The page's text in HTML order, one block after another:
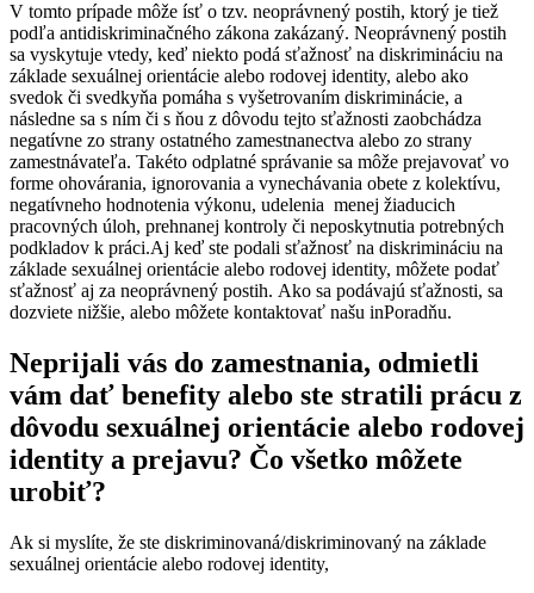
V tomto prípade môže ísť o tzv. neoprávnený postih, ktorý je tiež
podľa antidiskriminačného zákona zakázaný. Neoprávnený postih
sa vyskytuje vtedy, keď niekto podá sťažnosť na diskrimináciu na
základe sexuálnej orientácie alebo rodovej identity, alebo ako
svedok či svedkyňa pomáha s vyšetrovaním diskriminácie, a
následne sa s ním či s ňou z dôvodu tejto sťažnosti zaobchádza
negatívne zo strany ostatného zamestnanectva alebo zo strany
zamestnávateľa. Takéto odplatné správanie sa môže prejavovať vo
forme ohovárania, ignorovania a vynechávania obete z kolektívu,
negatívneho hodnotenia výkonu, udelenia menej žiaducich
pracovných úloh, prehnanej kontroly či neposkytnutia potrebných
podkladov k práci.Aj keď ste podali sťažnosť na diskrimináciu na
základe sexuálnej orientácie alebo rodovej identity, môžete podať
sťažnosť aj za neoprávnený postih. Ako sa podávajú sťažnosti, sa
dozviete nižšie, alebo môžete kontaktovať našu inPoradňu.
Neprijali vás do zamestnania, odmietli
vám dať benefity alebo ste stratili prácu z
dôvodu sexuálnej orientácie alebo rodovej
identity a prejavu? Čo všetko môžete
urobiť?
Ak si myslíte, že ste diskriminovaná/diskriminovaný na základe
sexuálnej orientácie alebo rodovej identity,